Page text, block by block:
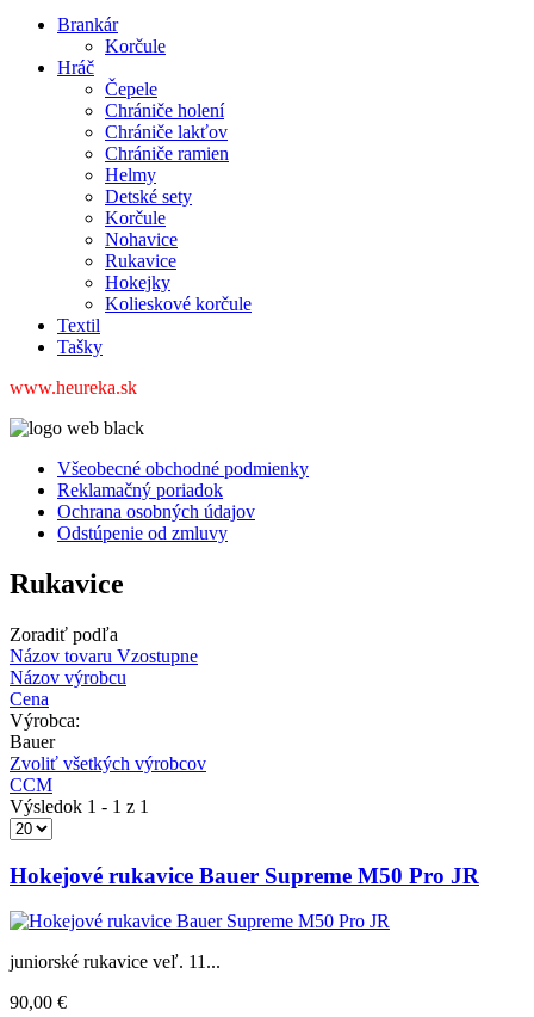
Brankár
Korčule
Hráč
Čepele
Chrániče holení
Chrániče lakťov
Chrániče ramien
Helmy
Detské sety
Korčule
Nohavice
Rukavice
Hokejky
Kolieskové korčule
Textil
Tašky
www.heureka.sk
Všeobecné obchodné podmienky
Reklamačný poriadok
Ochrana osobných údajov
Odstúpenie od zmluvy
Rukavice
Zoradiť podľa
Názov tovaru Vzostupne
Názov výrobcu
Cena
Výrobca:
Bauer
Zvoliť všetkých výrobcov
CCM
Výsledok 1 - 1 z 1
Hokejové rukavice Bauer Supreme M50 Pro JR
juniorské rukavice veľ. 11...
90,00 €